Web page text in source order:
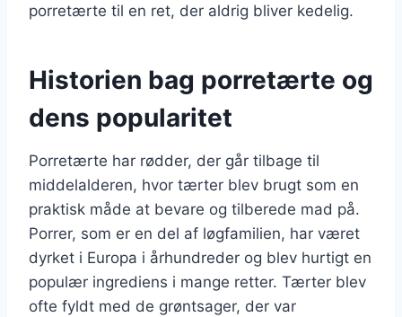
porretærte til en ret, der aldrig bliver kedelig.
Historien bag porretærte og
dens popularitet
Porretærte har rødder, der går tilbage til
middelalderen, hvor tærter blev brugt som en
praktisk måde at bevare og tilberede mad på.
Porrer, som er en del af løgfamilien, har været
dyrket i Europa i århundreder og blev hurtigt en
populær ingrediens i mange retter. Tærter blev
ofte fyldt med de grøntsager, der var